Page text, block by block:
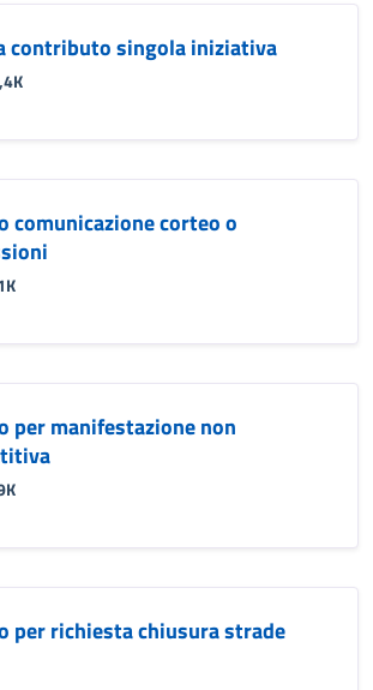
contributo singola iniziativa
comunicazione corteo o
per manifestazione non
per richiesta chiusura strade